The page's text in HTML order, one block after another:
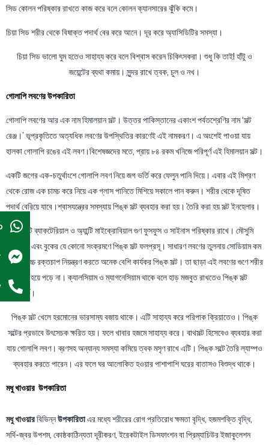
সিড কোলন পরিষ্কার রাখতে কাজ করে বলে কোলন ক্যানসারের ঝুঁকি কমে।
চিয়া সিড শরীর থেকে বিষাক্ত পদার্থ বের করে আনে। দূর করে অ্যাসিডিটির সমস্যা।
চিয়া সিড ভালো ঘুম হতেও সাহায্য করে বলে বিশ্বাস করেন চিকিৎসকরা। শুধু কি তাই! হাঁটু ও
জয়েন্টের ব্যথা কমায়। সুন্দর রাখে ত্বক, চুল ও নখ।
গোলাপি লবণের উপকারিতা
গোলাপি লবণের আর এক নাম হিমালয়ান সল্ট। উত্তর পাকিস্তানের একাংশ পর্বতশ্রেণির নাম ‘সল্ট
রেঞ্জ।’ ভূপ্রকৃতিতে অত্যধিক লবণের উপস্থিতির কারণেই এই নামকরণ। এ অংশেই পাওয়া যায়
হালকা গোলাপি রঙের এই লবণ।বিশেষজ্ঞদের মতে, প্রায় ৮৪ রকম খনিজে পরিপূর্ণ এই হিমালয়ান সল্ট।
একটি জগের এক-চতুর্থাংশে গোলাপি লবণ নিয়ে জগ ভর্তি করে ফেলুন পানি দিয়ে। এবার এই মিশ্রণ
থেকে রোজ এক চামচ করে নিয়ে এক গ্লাস পানিতে মিশিয়ে সকালে পান করুন। শরীর থেকে দূষিত
পদার্থ বেরিয়ে যাবে।শ্বাসযন্ত্রের সমস্যায় পিঙ্ক সল্ট ব্যবহার করা হয়। তৈরি করা হয় সল্ট ইনহেলার।
এর অ্যান্টি ব্যাকটেরিয়াল ও অ্যান্টি মাইক্রোবিয়াল গুণ ফুসফুস ও সাইনাস পরিষ্কার রাখে। মৌসুমি
অ্যালার্জি এবং বুকের যে কোনো সংক্রমণে পিঙ্ক সল্ট ফলপ্রসূ। সাধারণ লবণের তুলনায় সোডিয়াম কম
হওয়ায় উচ্চ রক্তচাপ নিয়ন্ত্রণ করতে অনেক বেশি কার্যকর পিঙ্ক সল্ট। তা ছাড়া এই লবণের গুণে শরীর
পানিশূন্য হয়ে পড়ে না। ক্যালসিয়াম ও ম্যাগনেসিয়াম থাকে বলে হাড় মজবুত রাখতেও পিঙ্ক সল্ট
অপরিহার্য।
পিঙ্ক সল্ট খেলে হরমোনের ভারসাম্য বজায় থাকে। এটি সাহায্য করে পরিপাক ক্রিয়াতেও। পিঙ্ক
সল্টের প্রভাবে উৎসেচক ক্ষরিত হয়। ফলে খাবার হজমে সাহায্য করে। বাথসল্ট হিসেবেও ব্যবহার করা
যায় গোলাপি লবণ। ব্রণসহ অন্যান্য সমস্যা কমিয়ে ত্বক মসৃণ রাখে এটি। পিঙ্ক সল্টে তৈরি ল্যাম্পও
ব্যবহার করতে পারেন। এর ফলে ঘর আলোকিত হওয়ার পাশাপাশি ঘরের বাতাসও বিশুদ্ধ থাকে।
মধু খাওয়ার উপকারিতা
মধু খাওয়ারবিভিন্নউপকারিতাএর মধ্যে শরীরের রোগ প্রতিরোধ ক্ষমতা বৃদ্ধি, হজমশক্তি বৃদ্ধি,
সর্দি-জ্বর উপশম, কোষ্ঠকাঠিন্যতা দূরীকরণ, ইরেকটাইল ডিসফাংশন বা প্রিম্যাচিউর ইজাকুলেশন